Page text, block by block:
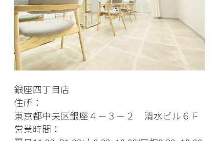
銀座四丁目店
住所：
東京都中央区銀座４－３－２ 清水ビル６Ｆ
営業時間：